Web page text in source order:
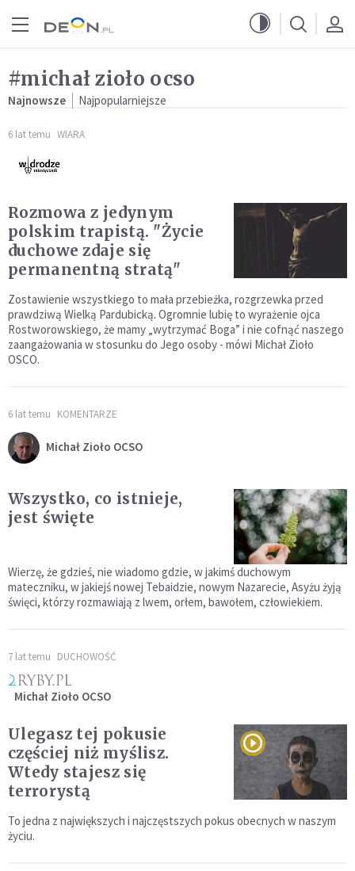
#michał zioło ocso
Najnowsze Najpopularniejsze
6 lat temu WIARA
Rozmowa z jedynym
polskim trapistą. "Życie
duchowe zdaje się
permanentną stratą"
Zostawienie wszystkiego to mała przebieżka, rozgrzewka przed
prawdziwą Wielką Pardubicką. Ogromnie lubię to wyrażenie ojca
Rostworowskiego, że mamy „wytrzymać Boga” i nie cofnąć naszego
zaangażowania w stosunku do Jego osoby - mówi Michał Zioło
OSCO.
6 lat temu KOMENTARZE
Michał Zioło OCSO
Wszystko, co istnieje,
jest święte
Wierzę, że gdzieś, nie wiadomo gdzie, w jakimś duchowym
mateczniku, w jakiejś nowej Tebaidzie, nowym Nazarecie, Asyżu żyją
święci, którzy rozmawiają z lwem, orłem, bawołem, człowiekiem.
7 lat temu DUCHOWOŚĆ
Michał Zioło OCSO
Ulegasz tej pokusie
częściej niż myślisz.
Wtedy stajesz się
terrorystą
To jedna z największych i najczęstszych pokus obecnych w naszym
życiu.